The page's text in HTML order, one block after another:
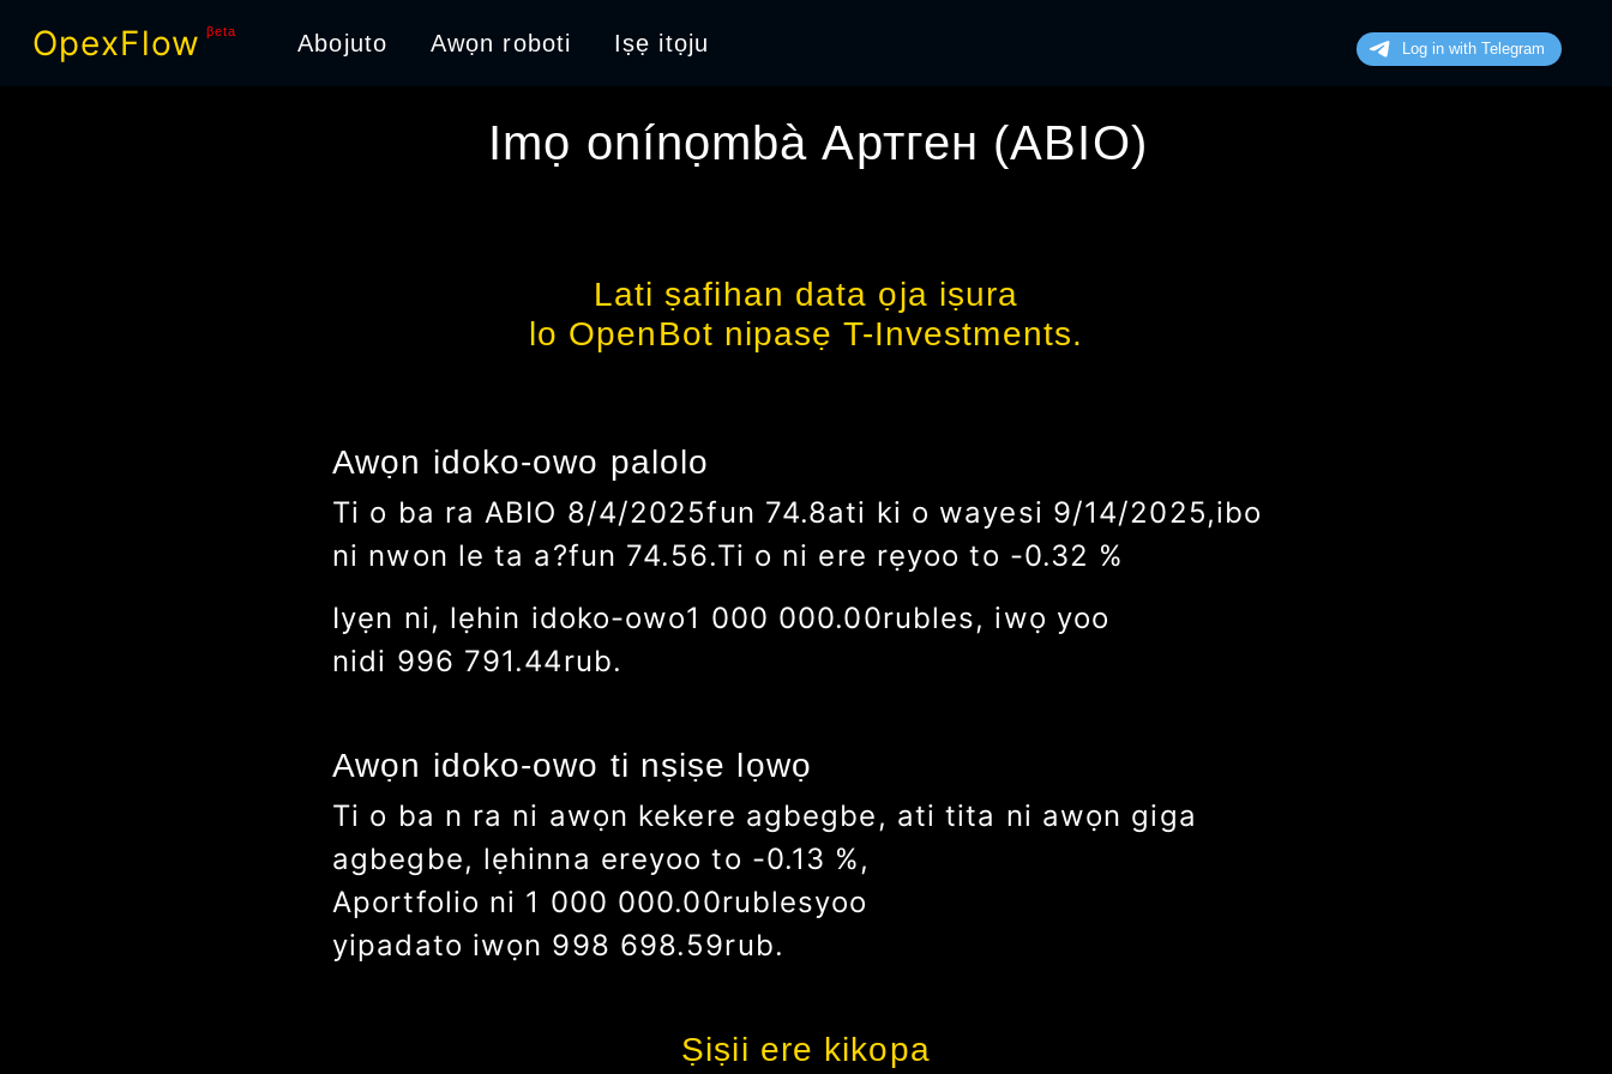
OpexFlow βeta Abojuto Awọn roboti Iṣẹ itọju
Imọ onínọmbà Артген (ABIO)
Lati ṣafihan data ọja iṣura
lo OpenBot nipasẹ T-Investments.
Awọn idoko-owo palolo
Ti o ba ra ABIO 8/4/2025fun 74.8ati ki o wayesi 9/22/2025,ibo
ni nwon le ta a?fun 71.86.Ti o ni ere rẹyoo to -3.93 %
Iyẹn ni, lẹhin idoko-owo1 000 000.00rubles, iwọ yoo
nidi 960 695.19rub.
Awọn idoko-owo ti nṣiṣe lọwọ
Ti o ba n ra ni awọn kekere agbegbe, ati tita ni awọn giga
agbegbe, lẹhinna ereyoo to -0.13 %,
Aportfolio ni 1 000 000.00rublesyoo
yipadato iwọn 998 698.59rub.
Ṣiṣii ere kikopa